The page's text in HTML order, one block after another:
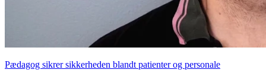
Pædagog sikrer sikkerheden blandt patienter og personale